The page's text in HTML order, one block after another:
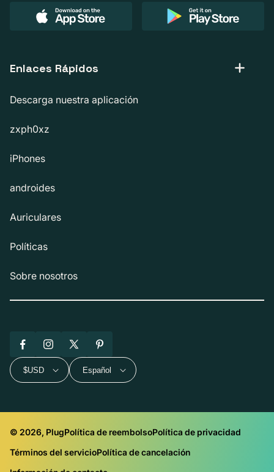
Enlaces Rápidos
Descarga nuestra aplicación
zxph0xz
iPhones
androides
Auriculares
Políticas
Sobre nosotros
FacebookInstagram
X
(Twitter)
Pinterest
$USD Español
© 2026, PlugPolítica de reembolsoPolítica de privacidad
Términos del servicioPolítica de cancelación